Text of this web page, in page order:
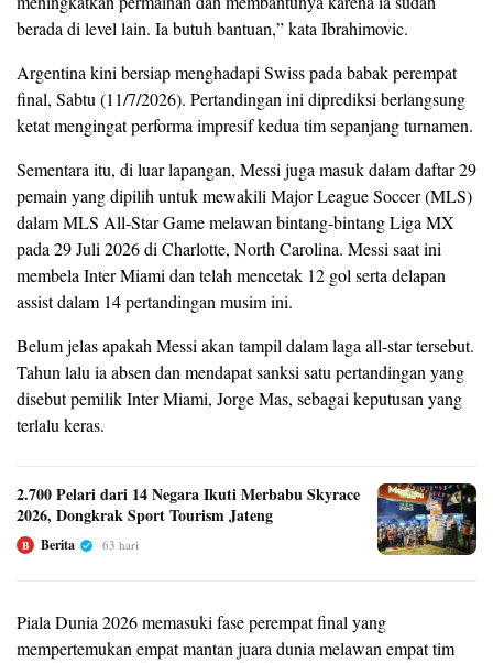
berada di level lain. Ia butuh bantuan,” kata Ibrahimovic.
Argentina kini bersiap menghadapi Swiss pada babak perempat
final, Sabtu (11/7/2026). Pertandingan ini diprediksi berlangsung
ketat mengingat performa impresif kedua tim sepanjang turnamen.
Sementara itu, di luar lapangan, Messi juga masuk dalam daftar 29
pemain yang dipilih untuk mewakili Major League Soccer (MLS)
dalam MLS All-Star Game melawan bintang-bintang Liga MX
pada 29 Juli 2026 di Charlotte, North Carolina. Messi saat ini
membela Inter Miami dan telah mencetak 12 gol serta delapan
assist dalam 14 pertandingan musim ini.
Belum jelas apakah Messi akan tampil dalam laga all-star tersebut.
Tahun lalu ia absen dan mendapat sanksi satu pertandingan yang
disebut pemilik Inter Miami, Jorge Mas, sebagai keputusan yang
terlalu keras.
2.700 Pelari dari 14 Negara Ikuti Merbabu Skyrace
2026, Dongkrak Sport Tourism Jateng
B Berita 63 hari
Piala Dunia 2026 memasuki fase perempat final yang
mempertemukan empat mantan juara dunia melawan empat tim